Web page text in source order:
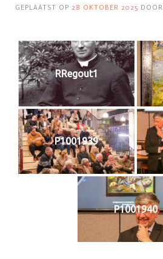
GEPLAATST OP 28 OKTOBER 2025 DOOR
RRegout1
P1001939
P1001940